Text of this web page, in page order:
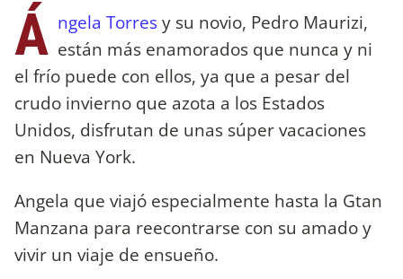
Á ngela Torresy su novio, Pedro Maurizi,
están más enamorados que nunca y ni
el frío puede con ellos, ya que a pesar del
crudo invierno que azota a los Estados
Unidos, disfrutan de unas súper vacaciones
en Nueva York.
Angela que viajó especialmente hasta la Gtan
Manzana para reecontrarse con su amado y
vivir un viaje de ensueño.